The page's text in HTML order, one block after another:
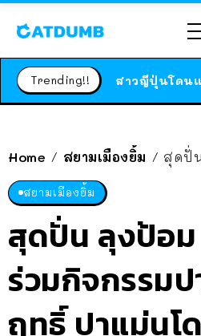
Trending!!
Home / สยามเมืองยิ้ม / สุดปั่น ลุงป้อม (
สยามเมืองยิ้ม
สุดปั่น ลุงป้อ
ร่วมกิจกรรมป
ฤทธิ์ ปาแม่นโ